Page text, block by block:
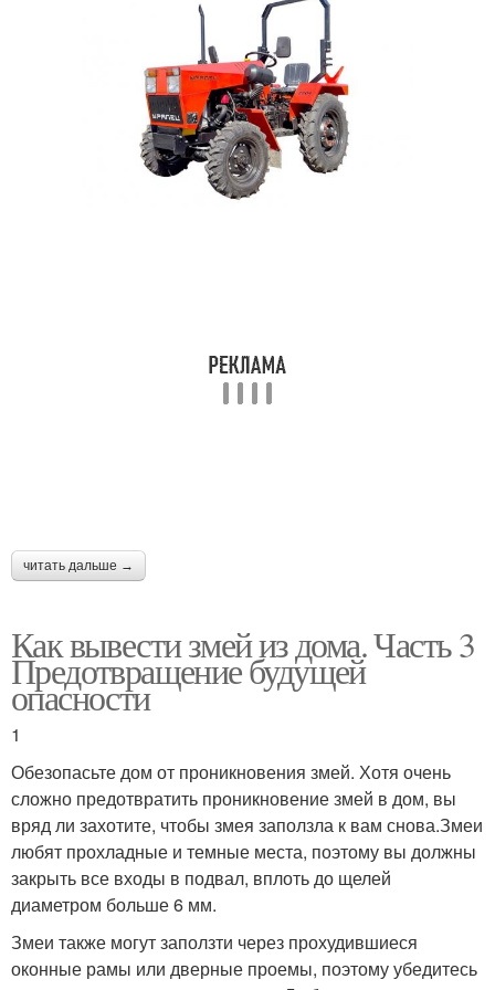
читать дальше →
Как вывести змей из дома. Часть 3
Предотвращение будущей
опасности
1
Обезопасьте дом от проникновения змей. Хотя очень
сложно предотвратить проникновение змей в дом, вы
вряд ли захотите, чтобы змея заползла к вам снова.Змеи
любят прохладные и темные места, поэтому вы должны
закрыть все входы в подвал, вплоть до щелей
диаметром больше 6 мм.
Змеи также могут заползти через прохудившиеся
оконные рамы или дверные проемы, поэтому убедитесь